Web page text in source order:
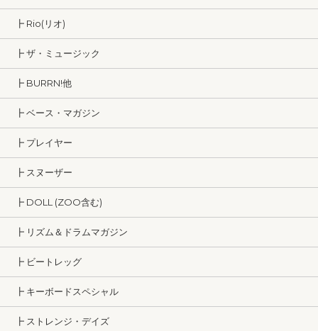
┣ Rio(リオ)
┣ ザ・ミュージック
┣ BURRN!他
┣ ベース・マガジン
┣ プレイヤー
┣ スヌーザー
┣ DOLL (ZOO含む)
┣ リズム＆ドラムマガジン
┣ ビートレッグ
┣ キーボードスペシャル
┣ ストレンジ・デイズ